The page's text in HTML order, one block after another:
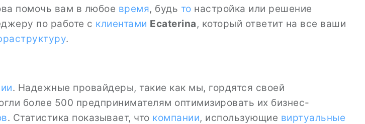
помочь вам в любое время, будь то настройка или решение
по работе с клиентами Ecaterina, который ответит на все ваши
.
. Надежные провайдеры, такие как мы, гордятся своей
более 500 предпринимателям оптимизировать их бизнес-
. Статистика показывает, что компании, использующие виртуальные